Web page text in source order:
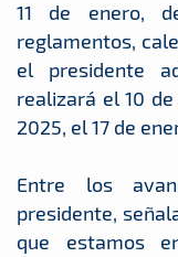
11 de enero,
reglamentos,
el presidente
realizará el 10
2025, el 17 de
Entre los
presidente,
que estamos